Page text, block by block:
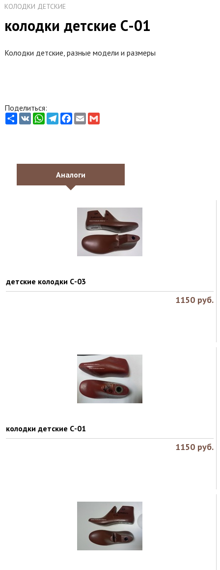
КОЛОДКИ ДЕТСКИЕ
колодки детские С-01
Колодки детские, разные модели и размеры
Поделиться:
ShareVK WhatsApp
Telegram
Facebook
EmailGmail
Аналоги
детские колодки С-03
1150 руб.
колодки детские С-01
1150 руб.